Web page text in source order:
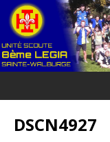
DSCN4927